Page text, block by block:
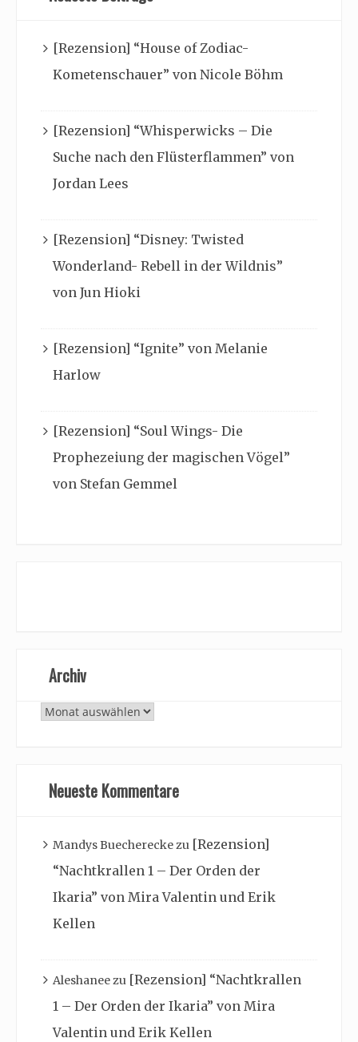
[Rezension] “House of Zodiac-
Kometenschauer” von Nicole Böhm
[Rezension] “Whisperwicks – Die
Suche nach den Flüsterflammen” von
Jordan Lees
[Rezension] “Disney: Twisted
Wonderland- Rebell in der Wildnis”
von Jun Hioki
[Rezension] “Ignite” von Melanie
Harlow
[Rezension] “Soul Wings- Die
Prophezeiung der magischen Vögel”
von Stefan Gemmel
Archiv
Archiv
Neueste Kommentare
Mandys Buechereckezu [Rezension]
“Nachtkrallen 1 – Der Orden der
Ikaria” von Mira Valentin und Erik
Kellen
Aleshaneezu [Rezension] “Nachtkrallen
1 – Der Orden der Ikaria” von Mira
Valentin und Erik Kellen